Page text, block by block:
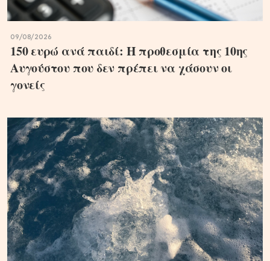
09/08/2026
150 ευρώ ανά παιδί: Η προθεσμία της 10ης
Αυγούστου που δεν πρέπει να χάσουν οι
γονείς